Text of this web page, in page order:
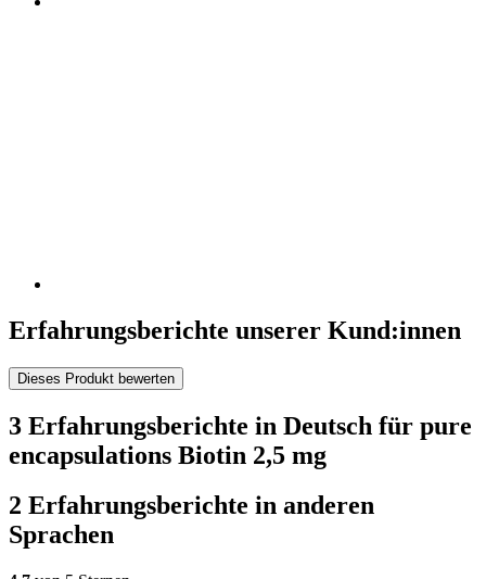
Erfahrungsberichte unserer Kund:innen
Dieses Produkt bewerten
3 Erfahrungsberichte in Deutsch für pure
encapsulations Biotin 2,5 mg
2 Erfahrungsberichte in anderen
Sprachen